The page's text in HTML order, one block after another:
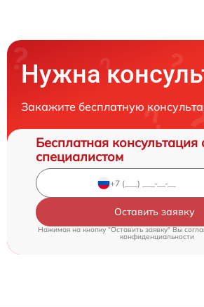
Нужна
Закажите бесплатную
Бесплатная консультация
специалистом
Оставить заявку
Нажимая на кнопку "Оставить заявку" Вы
конфиденциальности